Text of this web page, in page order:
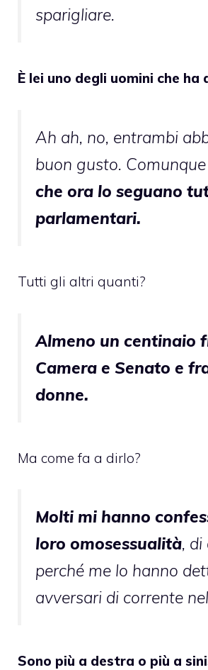
sparigliare.
È lei uno degli uomini che ha
Ah ah, no, entrambi
buon gusto. Comunque
che ora lo seguano
parlamentari.
Tutti gli altri quanti?
Almeno un centinaio
Camera e Senato e
donne.
Ma come fa a dirlo?
Molti mi hanno
loro omosessualità, di
perché me lo hanno
avversari di corrente
Sono più a destra o più a